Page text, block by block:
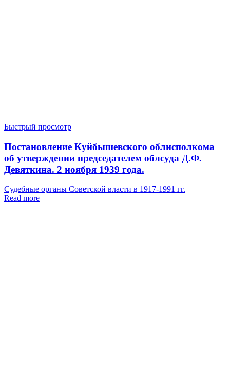
Быстрый просмотр
Постановление Куйбышевского облисполкома
об утверждении председателем облсуда Д.Ф.
Девяткина. 2 ноября 1939 года.
Судебные органы Советской власти в 1917-1991 гг.
Read more